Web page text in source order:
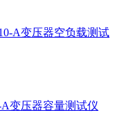
A变压器空负载测试
变压器容量测试仪